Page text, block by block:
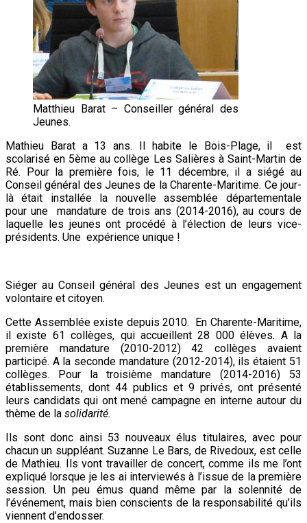
Matthieu Barat – Conseiller général des
Jeunes.
Mathieu Barat a 13 ans. Il habite le Bois-Plage, il est
scolarisé en 5ème au collège Les Salières à Saint-Martin de
Ré. Pour la première fois, le 11 décembre, il a siégé au
Conseil général des Jeunes de la Charente-Maritime. Ce jour-
là était installée la nouvelle assemblée départementale
pour une mandature de trois ans (2014-2016), au cours de
laquelle les jeunes ont procédé à l’élection de leurs vice-
présidents. Une expérience unique !
Siéger au Conseil général des Jeunes est un engagement
volontaire et citoyen.
Cette Assemblée existe depuis 2010. En Charente-Maritime,
il existe 61 collèges, qui accueillent 28 000 élèves. A la
première mandature (2010-2012) 42 collèges avaient
participé. A la seconde mandature (2012-2014), ils étaient 51
collèges. Pour la troisième mandature (2014-2016) 53
établissements, dont 44 publics et 9 privés, ont présenté
leurs candidats qui ont mené campagne en interne autour du
thème de la solidarité.
Ils sont donc ainsi 53 nouveaux élus titulaires, avec pour
chacun un suppléant. Suzanne Le Bars, de Rivedoux, est celle
de Mathieu. Ils vont travailler de concert, comme ils me l’ont
expliqué lorsque je les ai interviewés à l’issue de la première
session. Un peu émus quand même par la solennité de
l’événement, mais bien conscients de la responsabilité qu’ils
viennent d’endosser.